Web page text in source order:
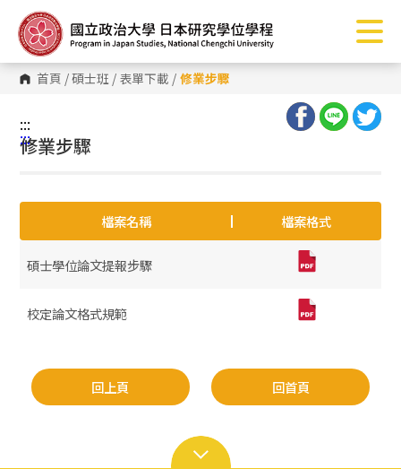
到
主
要
內
容 首頁 /碩士班 / 表單下載 / 修業步驟
:::
:::
修業步驟
檔案名稱 檔案格式
碩士學位論文提報步驟
校定論文格式規範
回上頁 回首頁